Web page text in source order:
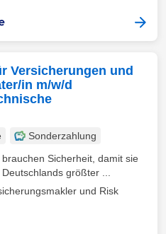
Versicherungen und
in m/w/d
Sonderzahlung
Sicherheit, damit sie
größter ...
und Risk